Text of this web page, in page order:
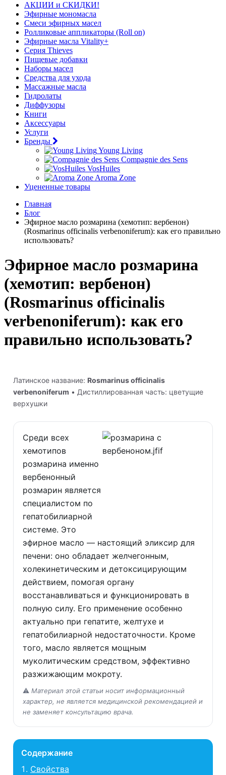
АКЦИИ и СКИДКИ!
Эфирные мономасла
Смеси эфирных масел
Ролликовые аппликаторы (Roll on)
Эфирные масла Vitality+
Серия Thieves
Пищевые добавки
Наборы масел
Средства для ухода
Массажные масла
Гидролаты
Диффузоры
Книги
Аксессуары
Услуги
Бренды
Young Living
Compagnie des Sens
VosHuiles
Aroma Zone
Уцененные товары
Главная
Блог
Эфирное масло розмарина (хемотип: вербенон)
(Rosmarinus officinalis verbenoniferum): как его правильно
использовать?
Эфирное масло розмарина
(хемотип: вербенон)
(Rosmarinus officinalis
verbenoniferum): как его
правильно использовать?
Латинское название: Rosmarinus officinalis
verbenoniferum • Дистиллированная часть: цветущие
верхушки
Среди всех
хемотипов
розмарина именно
вербенонный
розмарин является
специалистом по
гепатобилиарной
системе. Это
эфирное масло — настоящий эликсир для
печени: оно обладает желчегонным,
холекинетическим и детоксицирующим
действием, помогая органу
восстанавливаться и функционировать в
полную силу. Его применение особенно
актуально при гепатите, желтухе и
гепатобилиарной недостаточности. Кроме
того, масло является мощным
муколитическим средством, эффективно
разжижающим мокроту.
⚠️ Материал этой статьи носит информационный
характер, не является медицинской рекомендацией и
не заменяет консультацию врача.
Содержание
Свойства